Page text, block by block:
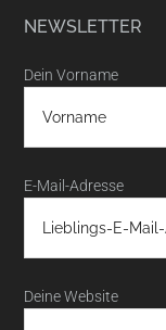
NEWSLETTER
Dein Vorname
E-Mail-Adresse
Deine Website